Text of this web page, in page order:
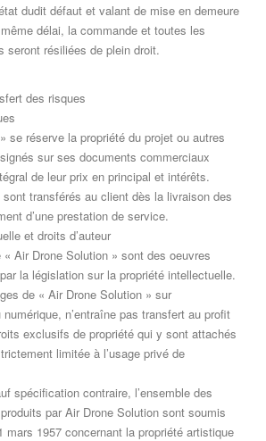
dudit défaut et valant de mise en demeure
délai, la commande et toutes les
seront résiliées de plein droit.
des risques
se réserve la propriété du projet ou autres
sur ses documents commerciaux
de leur prix en principal et intérêts.
transférés au client dès la livraison des
d’une prestation de service.
et droits d’auteur
Air Drone Solution » sont des oeuvres
la législation sur la propriété intellectuelle.
de « Air Drone Solution » sur
n’entraîne pas transfert au profit
exclusifs de propriété qui y sont attachés
limitée à l’usage privé de
spécification contraire, l’ensemble des
par Air Drone Solution sont soumis
mars 1957 concernant la propriété artistique